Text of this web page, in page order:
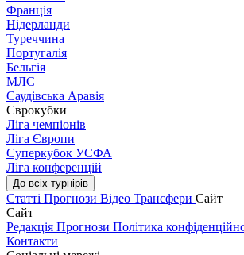
Франція
Нідерланди
Туреччина
Португалія
Бельгія
МЛС
Саудівська Аравія
Єврокубки
Ліга чемпіонів
Ліга Європи
Суперкубок УЄФА
Ліга конференцій
До всіх турнірів
Статті Прогнози Відео Трансфери Сайт
Сайт
Редакція Прогнози Політика
Контакти